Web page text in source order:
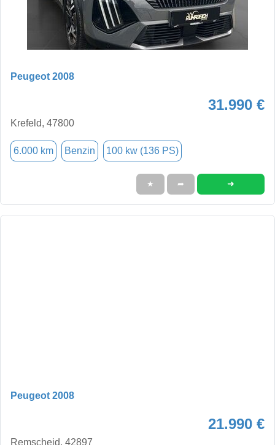
Peugeot 2008
31.990 €
Krefeld, 47800
6.000 km Benzin 100 kw (136 PS)
★ ➦ ➜
Peugeot 2008
21.990 €
Remscheid, 42897